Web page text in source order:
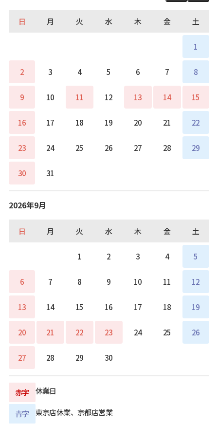
日 月 火 水 木 金 土
1
2 3 4 5 6 7 8
9 10 11 12 13 14 15
16 17 18 19 20 21 22
23 24 25 26 27 28 29
30 31
2026年9月
日 月 火 水 木 金 土
1 2 3 4 5
6 7 8 9 10 11 12
13 14 15 16 17 18 19
20 21 22 23 24 25 26
27 28 29 30
赤字 休業日
青字 東京店休業、京都店営業